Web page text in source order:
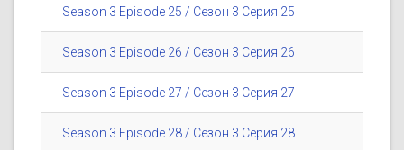
Season 3 Episode 25 / Сезон 3 Серия 25
Season 3 Episode 26 / Сезон 3 Серия 26
Season 3 Episode 27 / Сезон 3 Серия 27
Season 3 Episode 28 / Сезон 3 Серия 28